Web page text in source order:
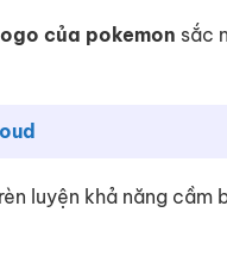
của pokemon sắc
luyện khả năng